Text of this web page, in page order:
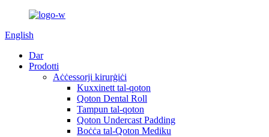
English
Dar
Prodotti
Aċċessorji kirurġiċi
Kuxxinett tal-qoton
Qoton Dental Roll
Tampun tal-qoton
Qoton Undercast Padding
Boċċa tal-Qoton Mediku